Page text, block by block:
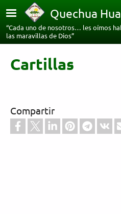
Pasar al contenido principal
Quechua
“Cada uno de nosotros… les oímos
las maravillas de Dios”
Cartillas
Compartir